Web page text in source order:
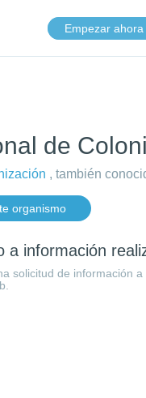
Empezar ahora
de
, también
organismo
a información
solicitud de información